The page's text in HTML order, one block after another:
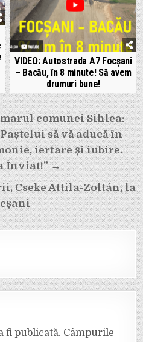
VIDEO: Autostrada A7 Focșani
– Bacău, în 8 minute! Să avem
drumuri bune!
comunei Sihlea:
să vă aducă în
iertare și iubire.
Înviat!” →
Cseke Attila-Zoltán, la
fi publicată. Câmpurile